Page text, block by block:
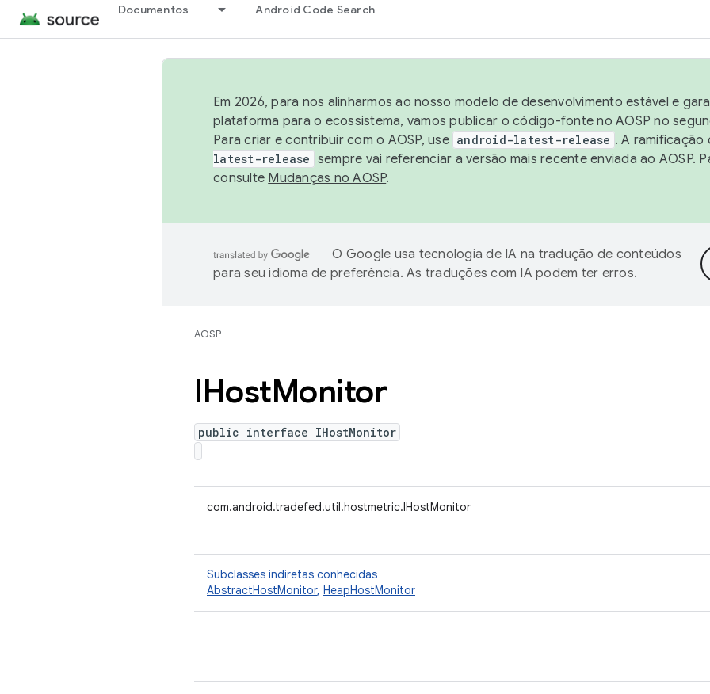
Documentos Android Code Search
Em 2026, para nos alinharmos ao nosso modelo de desenvolvimento estável e
plataforma para o ecossistema, vamos publicar o código-fonte no AOSP no
Para criar e contribuir com o AOSP, use android-latest-release . A ramificação
latest-release sempre vai referenciar a versão mais recente enviada ao AOSP.
consulte Mudanças no AOSP.
O Google usa tecnologia de IA na tradução de conteúdos
para seu idioma de preferência. As traduções com IA podem ter erros.
AOSP
IHostMonitor
public interface IHostMonitor
com.android.tradefed.util.hostmetric.IHostMonitor
Subclasses indiretas conhecidas
AbstractHostMonitor, HeapHostMonitor